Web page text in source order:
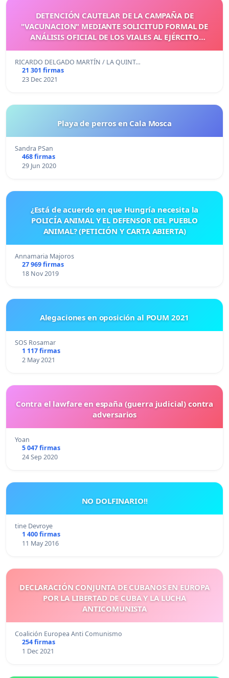
DETENCIÓN CAUTELAR DE LA CAMPAÑA DE
"VACUNACION" MEDIANTE SOLICITUD FORMAL DE
ANÁLISIS OFICIAL DE LOS VIALES AL EJÉRCITO
RICARDO DELGADO MARTÍN / LA QUINT…
21 301 firmas
23 Dec 2021
Playa de perros en Cala Mosca
Sandra PSan
468 firmas
29 Jun 2020
¿Está de acuerdo en que Hungría necesita la
POLICÍA ANIMAL Y EL DEFENSOR DEL PUEBLO
ANIMAL? (PETICIÓN Y CARTA ABIERTA)
Annamaria Majoros
27 969 firmas
18 Nov 2019
Alegaciones en oposición al POUM 2021
SOS Rosamar
1 117 firmas
2 May 2021
Contra el lawfare en españa (guerra judicial) contra
adversarios
Yoan
5 047 firmas
24 Sep 2020
NO DOLFINARIO!!
tine Devroye
1 400 firmas
11 May 2016
DECLARACIÓN CONJUNTA DE CUBANOS EN EUROPA
POR LA LIBERTAD DE CUBA Y LA LUCHA
ANTICOMUNISTA
Coalición Europea Anti Comunismo
254 firmas
1 Dec 2021